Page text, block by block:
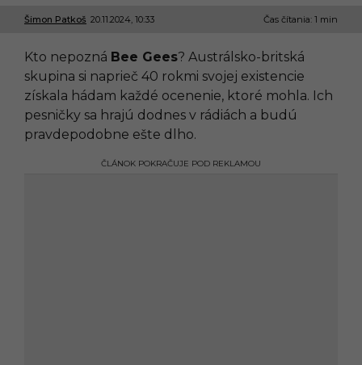
Šimon Patkoš 20.11.2024, 10:33
2
1
.
2
0
2
4
Čas čítania: 1 min
Kto nepozná Bee Gees? Austrálsko-britská
skupina si naprieč 40 rokmi svojej existencie
získala hádam každé ocenenie, ktoré mohla. Ich
pesničky sa hrajú dodnes v rádiách a budú
pravdepodobne ešte dlho.
ČLÁNOK POKRAČUJE POD REKLAMOU